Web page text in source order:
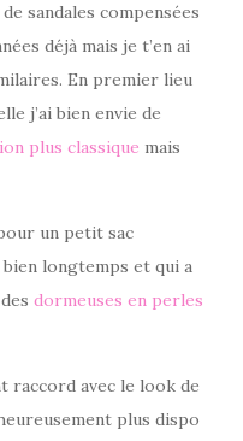
sandales compensées
déjà mais je t’en ai
En premier lieu
j’ai bien envie de
plus classique mais
un petit sac
longtemps et qui a
dormeuses en perles
raccord avec le look de
plus dispo